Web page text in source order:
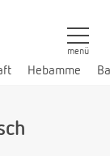
Hebamme
menü